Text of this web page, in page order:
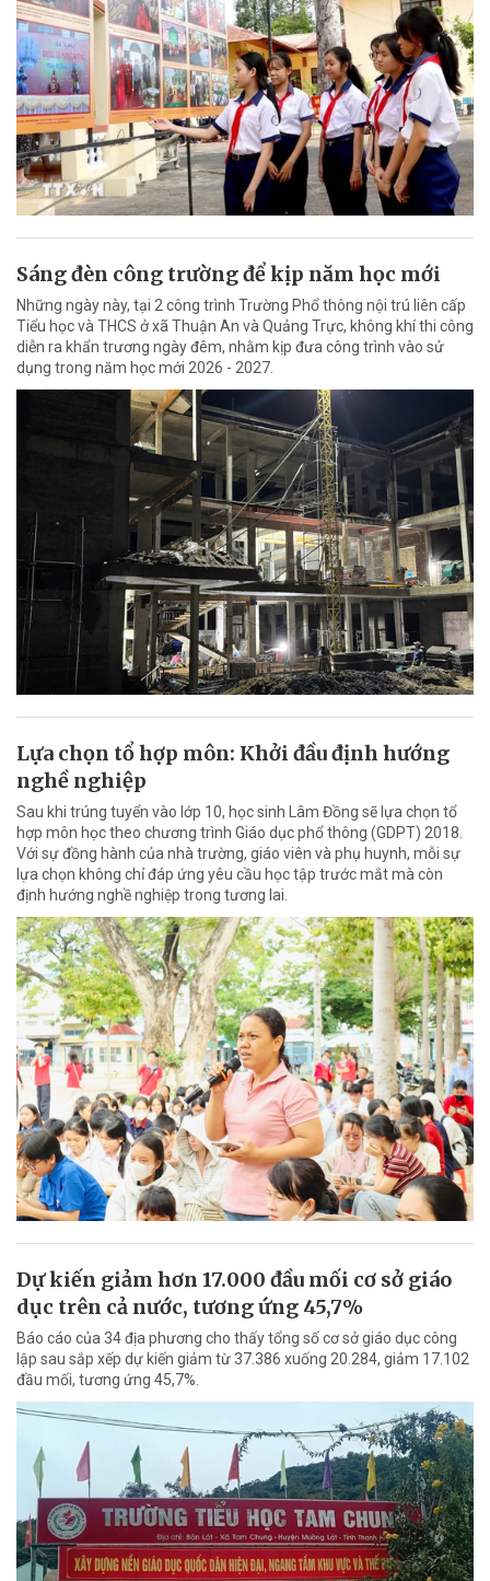
Sáng đèn công trường để kịp năm học mới
Những ngày này, tại 2 công trình Trường Phổ thông nội trú liên cấp
Tiểu học và THCS ở xã Thuận An và Quảng Trực, không khí thi công
diễn ra khẩn trương ngày đêm, nhằm kịp đưa công trình vào sử
dụng trong năm học mới 2026 - 2027.
Lựa chọn tổ hợp môn: Khởi đầu định hướng
nghề nghiệp
Sau khi trúng tuyển vào lớp 10, học sinh Lâm Đồng sẽ lựa chọn tổ
hợp môn học theo chương trình Giáo dục phổ thông (GDPT) 2018.
Với sự đồng hành của nhà trường, giáo viên và phụ huynh, mỗi sự
lựa chọn không chỉ đáp ứng yêu cầu học tập trước mắt mà còn
định hướng nghề nghiệp trong tương lai.
Dự kiến giảm hơn 17.000 đầu mối cơ sở giáo
dục trên cả nước, tương ứng 45,7%
Báo cáo của 34 địa phương cho thấy tổng số cơ sở giáo dục công
lập sau sắp xếp dự kiến giảm từ 37.386 xuống 20.284, giảm 17.102
đầu mối, tương ứng 45,7%.